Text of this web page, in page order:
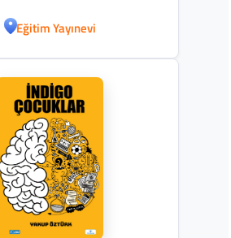
Eğitim Yayınevi